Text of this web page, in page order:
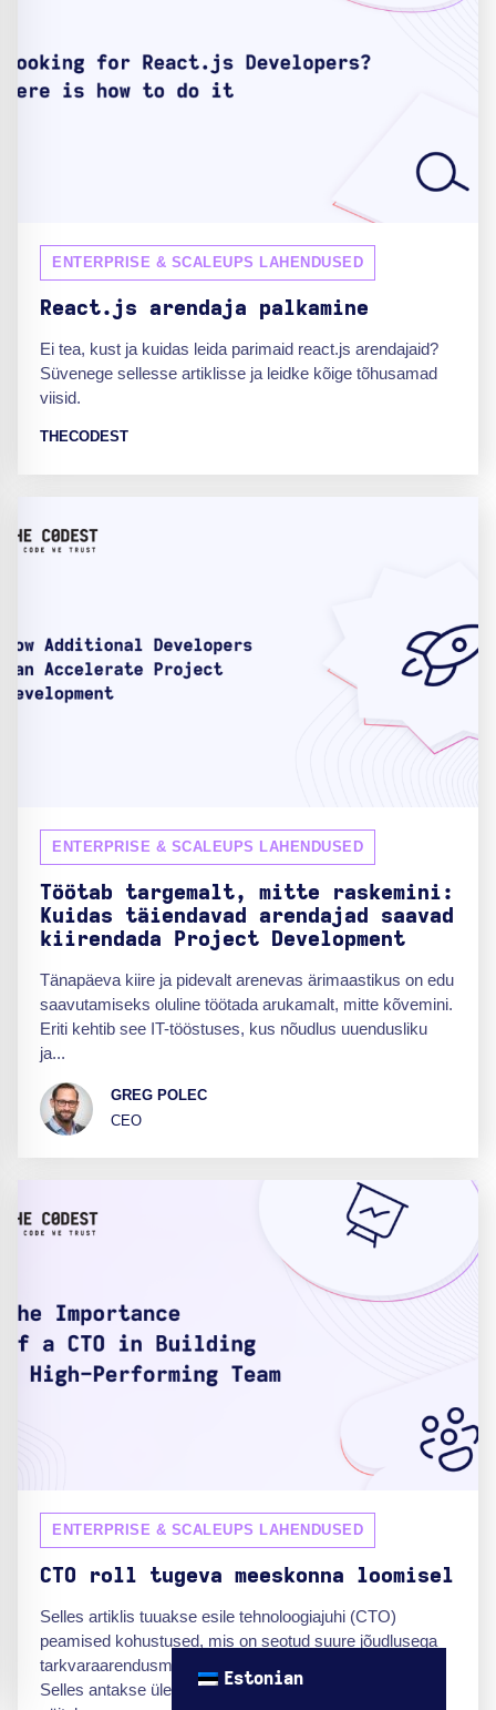
ENTERPRISE & SCALEUPS LAHENDUSED
React.js arendaja palkamine
Ei tea, kust ja kuidas leida parimaid react.js arendajaid?
Süvenege sellesse artiklisse ja leidke kõige tõhusamad
viisid.
THECODEST
ENTERPRISE & SCALEUPS LAHENDUSED
Töötab targemalt, mitte raskemini:
Kuidas täiendavad arendajad saavad
kiirendada Project Development
Tänapäeva kiire ja pidevalt arenevas ärimaastikus on edu
saavutamiseks oluline töötada arukamalt, mitte kõvemini.
Eriti kehtib see IT-tööstuses, kus nõudlus uuendusliku
ja...
GREG POLEC
CEO
ENTERPRISE & SCALEUPS LAHENDUSED
CTO roll tugeva meeskonna loomisel
Selles artiklis tuuakse esile tehnoloogiajuhi (CTO)
peamised kohustused, mis on seotud suure jõudlusega
tarkvaraarendusmeeskonna loomise ja juhtimisega.
Selles antakse ülevaade inimeste valimisstrateegiatest,
Estonian